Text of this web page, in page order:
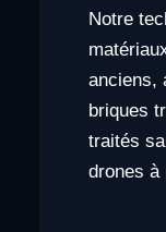
Notre
anciens,
briques
traités
drones à